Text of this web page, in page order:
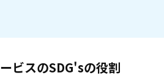
ビスのSDG'sの役割